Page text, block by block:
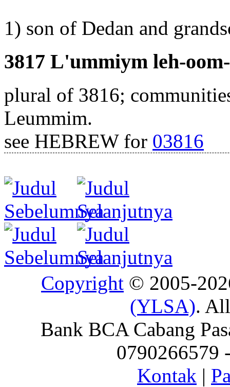
1) son of Dedan and
3817 L'ummiym leh-
plural of 3816;
Leummim.
see HEBREW for 03816
Copyright © 2005-
(YLSA).
Bank BCA Cabang
0790266579
Kontak |